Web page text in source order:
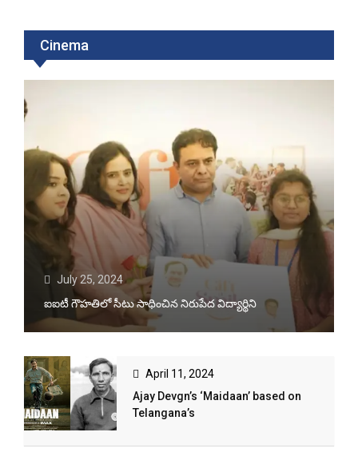
Cinema
July 25, 2024
ఐఐటీ గౌహతిలో సీటు సాధించిన నిరుపేద విద్యార్థిని
April 11, 2024
Ajay Devgn’s ‘Maidaan’ based on
Telangana’s